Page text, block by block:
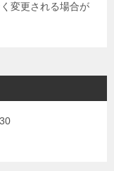
変更される場合が